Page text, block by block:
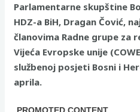
Parlamentarne skupštine
HDZ-a BiH, Dragan Čović,
članovima Radne grupe za
Vijeća Evropske unije
službenoj posjeti Bosni i
aprila.